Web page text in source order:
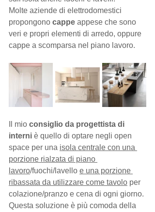
Molte aziende di elettrodomestici
propongono cappe appese che sono
veri e propri elementi di arredo, oppure
cappe a scomparsa nel piano lavoro.
Il mio consiglio da progettista di
interni è quello di optare negli open
space per una isola centrale con una
porzione rialzata di piano
lavoro/fuochi/lavello e una porzione
ribassata da utilizzare come tavolo per
colazione/pranzo e cena di ogni giorno.
Questa soluzione è più comoda della